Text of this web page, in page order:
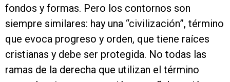
fondos y formas. Pero los contornos son
siempre similares: hay una “civilización”, término
que evoca progreso y orden, que tiene raíces
cristianas y debe ser protegida. No todas las
ramas de la derecha que utilizan el término